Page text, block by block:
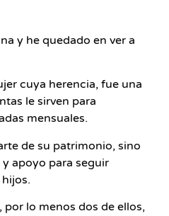
y he quedado en ver a
cuya herencia, fue una
le sirven para
mensuales.
de su patrimonio, sino
apoyo para seguir
lo menos dos de ellos,